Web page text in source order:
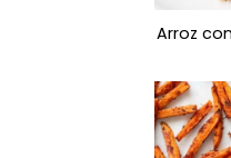
Arroz